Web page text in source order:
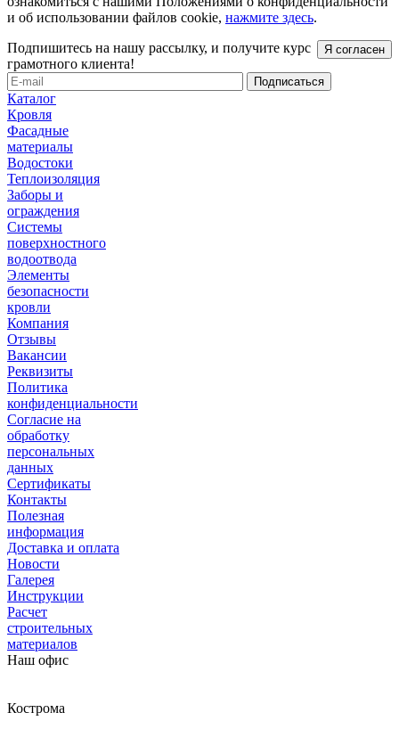
и об использовании файлов cookie, нажмите здесь.
Я согласен
Подпишитесь на нашу рассылку, и получите курс
грамотного клиента!
Каталог
Кровля
Фасадные
материалы
Водостоки
Теплоизоляция
Заборы и
ограждения
Системы
поверхностного
водоотвода
Элементы
безопасности
кровли
Компания
Отзывы
Вакансии
Реквизиты
Политика
конфиденциальности
Согласие на
обработку
персональных
данных
Сертификаты
Контакты
Полезная
информация
Доставка и оплата
Новости
Галерея
Инструкции
Расчет
строительных
материалов
Наш офис
Кострома